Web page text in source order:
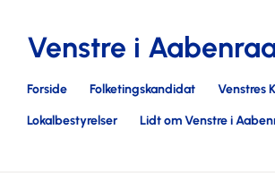
Venstre i
Forside Folketingskandidat Venstres
Lokalbestyrelser Lidt om Venstre i